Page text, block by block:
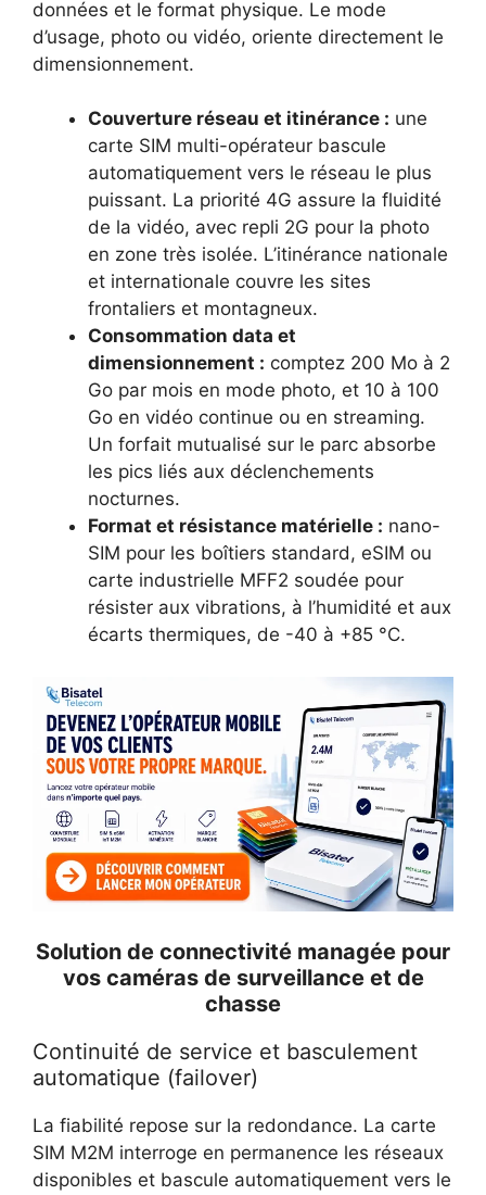
données et le format physique. Le mode
d’usage, photo ou vidéo, oriente directement le
dimensionnement.
Couverture réseau et itinérance : une
carte SIM multi-opérateur bascule
automatiquement vers le réseau le plus
puissant. La priorité 4G assure la fluidité
de la vidéo, avec repli 2G pour la photo
en zone très isolée. L’itinérance nationale
et internationale couvre les sites
frontaliers et montagneux.
Consommation data et
dimensionnement : comptez 200 Mo à 2
Go par mois en mode photo, et 10 à 100
Go en vidéo continue ou en streaming.
Un forfait mutualisé sur le parc absorbe
les pics liés aux déclenchements
nocturnes.
Format et résistance matérielle : nano-
SIM pour les boîtiers standard, eSIM ou
carte industrielle MFF2 soudée pour
résister aux vibrations, à l’humidité et aux
écarts thermiques, de -40 à +85 °C.
Solution de connectivité managée pour
vos caméras de surveillance et de
chasse
Continuité de service et basculement
automatique (failover)
La fiabilité repose sur la redondance. La carte
SIM M2M interroge en permanence les réseaux
disponibles et bascule automatiquement vers le